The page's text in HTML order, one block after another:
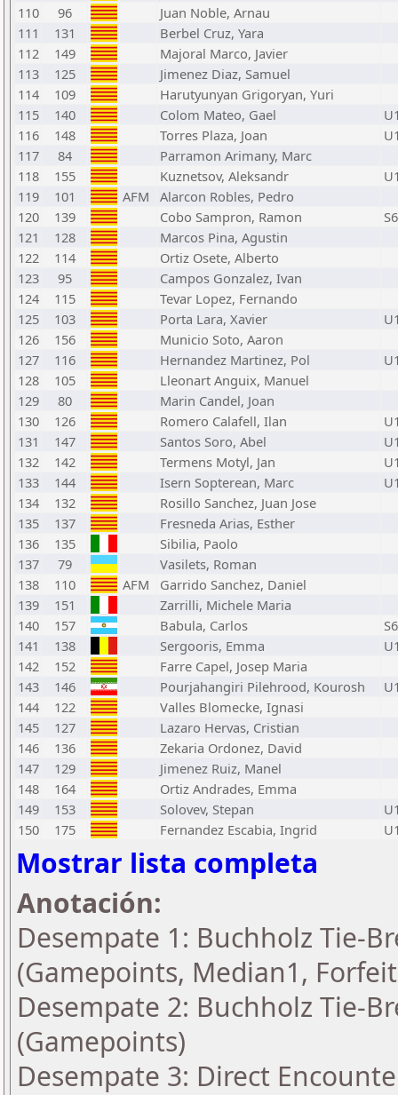
110
96
Juan Noble, Arnau
111
131
Berbel Cruz, Yara
112
149
Majoral Marco, Javier
113
125
Jimenez Diaz, Samuel
114
109
Harutyunyan Grigoryan, Yuri
115
140 Colom Mateo, Gael
116
148 Torres Plaza, Joan
117
84
Parramon Arimany, Marc
118
155 Kuznetsov, Aleksandr
119
101 AFM
Alarcon Robles, Pedro
120
139 Cobo Sampron, Ramon
121
128
Marcos Pina, Agustin
122
114
Ortiz Osete, Alberto
123
95
Campos Gonzalez, Ivan
124
115
Tevar Lopez, Fernando
125
103 Porta Lara, Xavier
126
156
Municio Soto, Aaron
127
116 Hernandez Martinez, Pol
128
105
Lleonart Anguix, Manuel
129
80
Marin Candel, Joan
130
126 Romero Calafell, Ilan
131
147 Santos Soro, Abel
132
142 Termens Motyl, Jan
133
144 Isern Sopterean, Marc
134
132
Rosillo Sanchez, Juan Jose
135
137
Fresneda Arias, Esther
136
135
Sibilia, Paolo
137
79
Vasilets, Roman
138
110 AFM
Garrido Sanchez, Daniel
139
151
Zarrilli, Michele Maria
140
157 Babula, Carlos
141
138 Sergooris, Emma
142
152
Farre Capel, Josep Maria
143
146 Pourjahangiri Pilehrood, Kourosh
144
122
Valles Blomecke, Ignasi
145
127
Lazaro Hervas, Cristian
146
136
Zekaria Ordonez, David
147
129
Jimenez Ruiz, Manel
148
164
Ortiz Andrades, Emma
149
153 Solovev, Stepan
150
175 Fernandez Escabia, Ingrid
Mostrar lista completa
Anotación:
Desempate 1: Buchholz Tie-
(Gamepoints, Median1,
Desempate 2: Buchholz Tie-
(Gamepoints)
Desempate 3: Direct